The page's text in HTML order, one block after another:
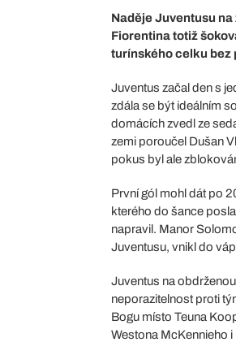
Naděje Juventusu
Fiorentina totiž
turínského celku bez
Juventus začal den s
zdála se být ideálním
domácích zvedl ze
zemi poroučel Dušan
pokus byl ale
První gól mohl dát po
kterého do šance
napravil. Manor
Juventusu, vnikl do
Juventus na
neporazitelnost proti
Bogu místo Teuna
Westona McKennieho